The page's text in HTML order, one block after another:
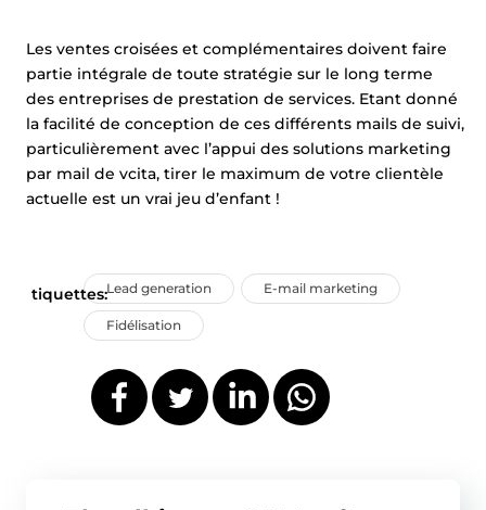
Les ventes croisées et complémentaires doivent faire
partie intégrale de toute stratégie sur le long terme
des entreprises de prestation de services. Etant donné
la facilité de conception de ces différents mails de suivi,
particulièrement avec l’appui des solutions marketing
par mail de vcita, tirer le maximum de votre clientèle
actuelle est un vrai jeu d’enfant !
tiquettes:Lead generation E-mail marketing
Fidélisation